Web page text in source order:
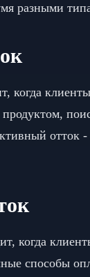
разными
когда
продуктом,
отток
когда
способы